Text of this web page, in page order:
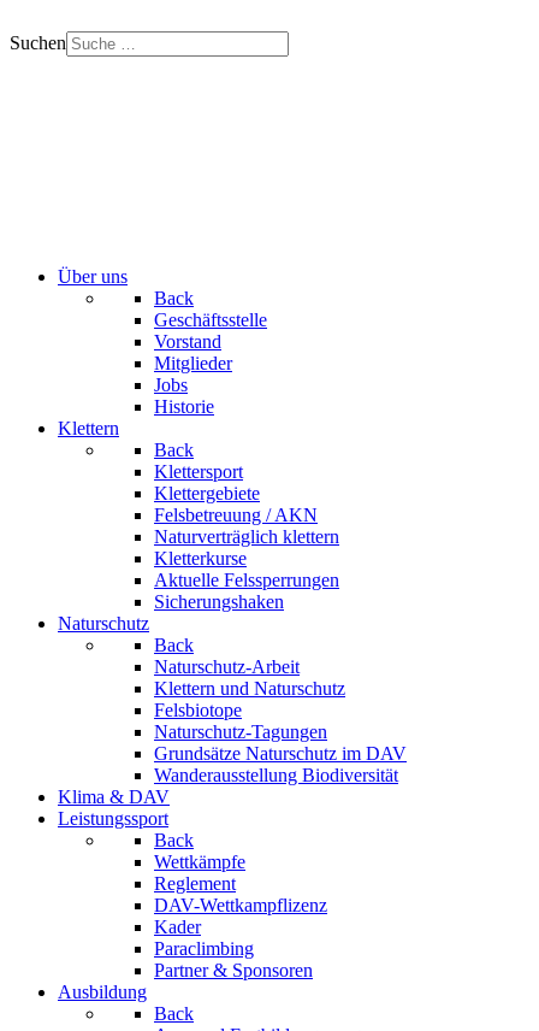
Suchen
Über uns
Back
Geschäftsstelle
Vorstand
Mitglieder
Jobs
Historie
Klettern
Back
Klettersport
Klettergebiete
Felsbetreuung / AKN
Naturverträglich klettern
Kletterkurse
Aktuelle Felssperrungen
Sicherungshaken
Naturschutz
Back
Naturschutz-Arbeit
Klettern und Naturschutz
Felsbiotope
Naturschutz-Tagungen
Grundsätze Naturschutz im DAV
Wanderausstellung Biodiversität
Klima & DAV
Leistungssport
Back
Wettkämpfe
Reglement
DAV-Wettkampflizenz
Kader
Paraclimbing
Partner & Sponsoren
Ausbildung
Back